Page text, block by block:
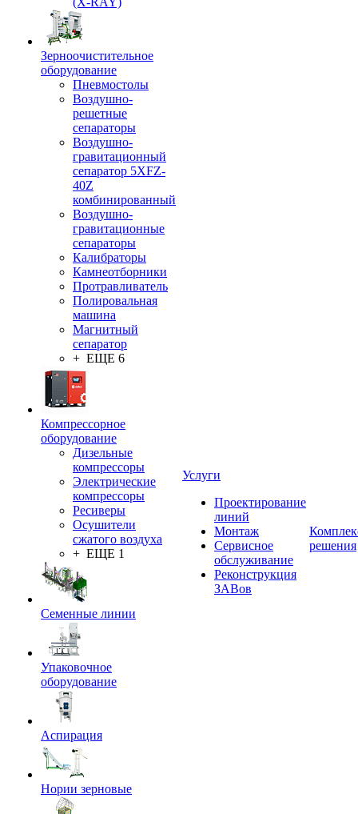
Зерноочистительное
оборудование
Пневмостолы
Воздушно-
решетные
сепараторы
Воздушно-
гравитационный
сепаратор 5XFZ-
40Z
комбинированный
Воздушно-
гравитационные
сепараторы
Калибраторы
Камнеотборники
Протравливатель
Полировальная
машина
Магнитный
сепаратор
+ ЕЩЕ 6
Компрессорное
оборудование
Дизельные
компрессоры
Электрические
компрессоры
Ресиверы
Осушители
сжатого воздуха
+ ЕЩЕ 1
Семенные линии
Упаковочное
оборудование
Аспирация
Нории зерновые
Услуги
Проектирование
линий
Монтаж
Сервисное
обслуживание
Реконструкция
ЗАВов
решения